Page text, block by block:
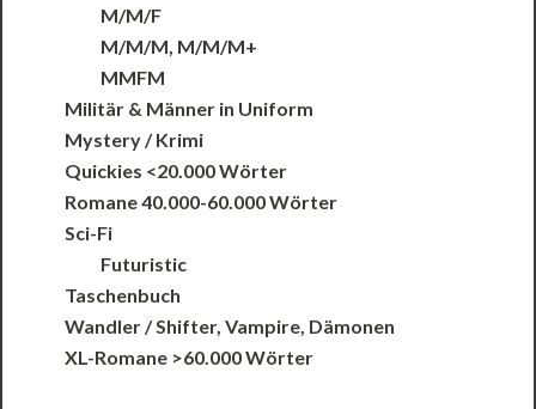
M/M/F
M/M/M, M/M/M+
MMFM
Militär & Männer in Uniform
Mystery / Krimi
Quickies <20.000 Wörter
Romane 40.000-60.000 Wörter
Sci-Fi
Futuristic
Taschenbuch
Wandler / Shifter, Vampire, Dämonen
XL-Romane >60.000 Wörter